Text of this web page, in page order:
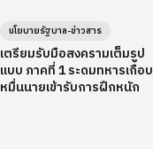
เตรียมรับมือสงครามเต็มรูป
แบบ ภาคที่ 1 ระดมทหารเกือบ
หมื่นนายเข้ารับการฝึกหนัก
นโยบายรัฐบาล-ข่าวสาร